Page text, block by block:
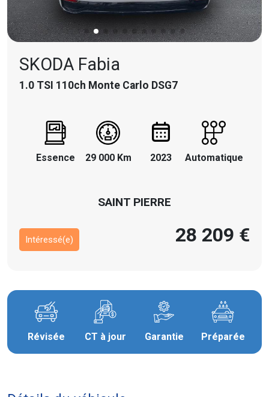
SKODA Fabia
1.0 TSI 110ch Monte Carlo DSG7
Essence 29 000 Km 2023 Automatique
SAINT PIERRE
Intéressé(e) 28 209 €
Révisée CT à jour Garantie Préparée